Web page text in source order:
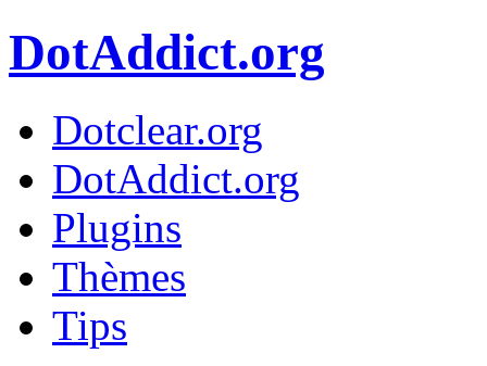
DotAddict.org
Dotclear.org
DotAddict.org
Plugins
Thèmes
Tips